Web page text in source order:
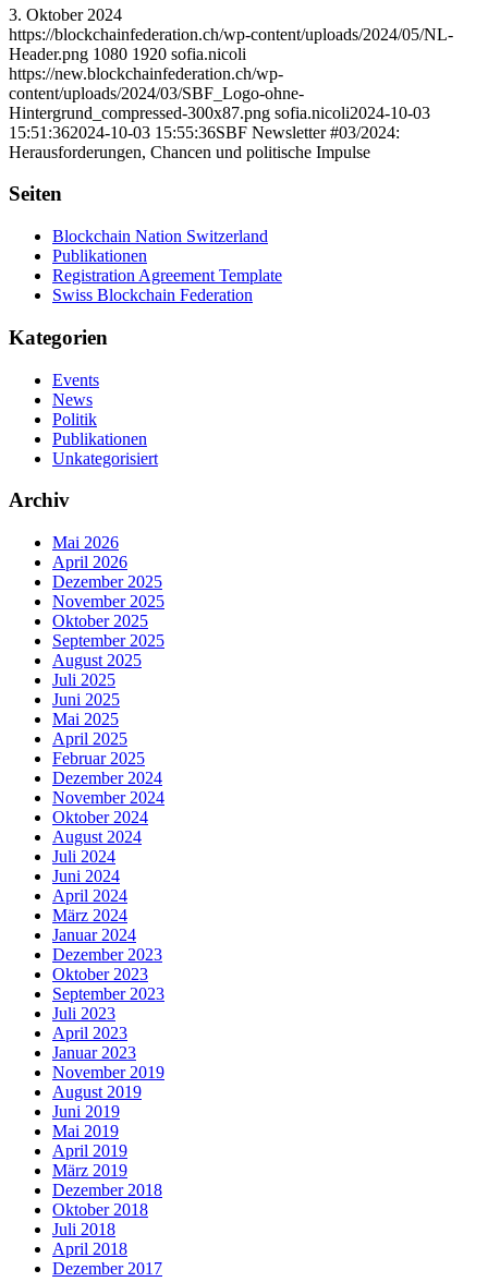
3. Oktober 2024
https://blockchainfederation.ch/wp-content/uploads/2024/05/NL-
Header.png 1080 1920 sofia.nicoli
https://new.blockchainfederation.ch/wp-
content/uploads/2024/03/SBF_Logo-ohne-
Hintergrund_compressed-300x87.png sofia.nicoli2024-10-03
15:51:362024-10-03 15:55:36SBF Newsletter #03/2024:
Herausforderungen, Chancen und politische Impulse
Seiten
Blockchain Nation Switzerland
Publikationen
Registration Agreement Template
Swiss Blockchain Federation
Kategorien
Events
News
Politik
Publikationen
Unkategorisiert
Archiv
Mai 2026
April 2026
Dezember 2025
November 2025
Oktober 2025
September 2025
August 2025
Juli 2025
Juni 2025
Mai 2025
April 2025
Februar 2025
Dezember 2024
November 2024
Oktober 2024
August 2024
Juli 2024
Juni 2024
April 2024
März 2024
Januar 2024
Dezember 2023
Oktober 2023
September 2023
Juli 2023
April 2023
Januar 2023
November 2019
August 2019
Juni 2019
Mai 2019
April 2019
März 2019
Dezember 2018
Oktober 2018
Juli 2018
April 2018
Dezember 2017